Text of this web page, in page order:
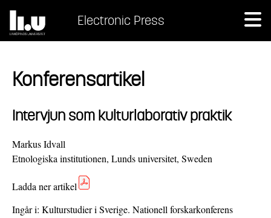
Electronic Press
Konferensartikel
Intervjun som kulturlaborativ praktik
Markus Idvall
Etnologiska institutionen, Lunds universitet, Sweden
Ladda ner artikel
Ingår i: Kulturstudier i Sverige. Nationell forskarkonferens